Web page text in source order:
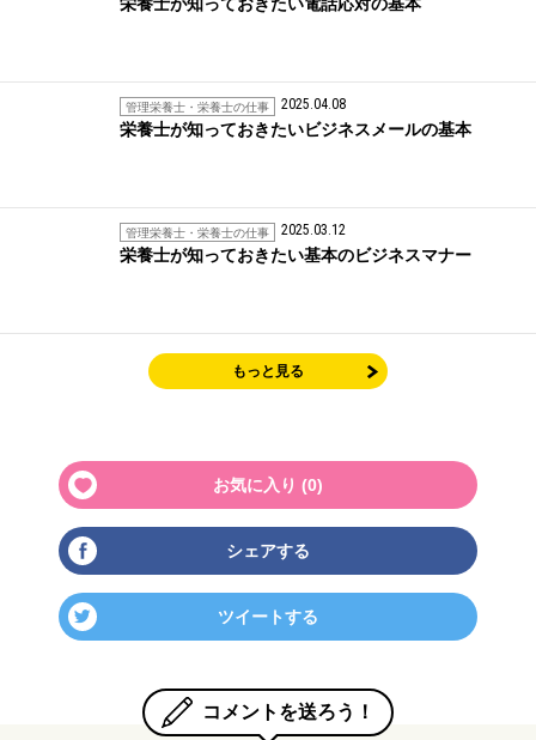
管理栄養士・栄養士の仕事 2025.04.08
栄養士が知っておきたいビジネスメールの基本
管理栄養士・栄養士の仕事 2025.03.12
栄養士が知っておきたい基本のビジネスマナー
もっと見る
お気に入り (0)
シェアする
ツイートする
コメントを送ろう！